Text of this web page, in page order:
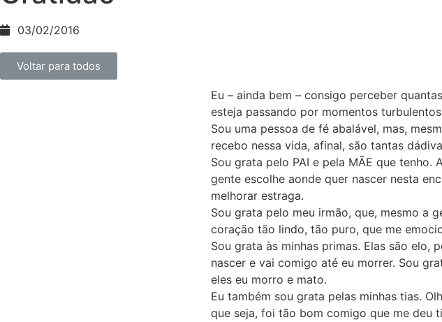
03/02/2016
Voltar para todos
Eu – ainda bem – consigo perceber
esteja passando por momentos
Sou uma pessoa de fé abalável, mas,
recebo nessa vida, afinal, são tantas
Sou grata pelo PAI e pela MÃE que tenho.
gente escolhe aonde quer nascer nesta
melhorar estraga.
Sou grata pelo meu irmão, que, mesmo a
coração tão lindo, tão puro, que me
Sou grata às minhas primas. Elas são elo,
nascer e vai comigo até eu morrer. Sou
eles eu morro e mato.
Eu também sou grata pelas minhas tias.
que seja, foi tão bom comigo que me deu